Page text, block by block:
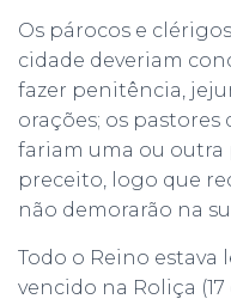
Os párocos e
cidade deveriam
fazer penitência,
orações; os pastores
fariam uma ou outra
preceito, logo que
não demorarão na
Todo o Reino estava
vencido na Roliça